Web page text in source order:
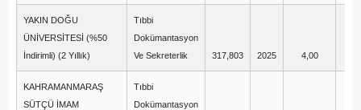
YAKIN DOĞU
ÜNİVERSİTESİ (%50
İndirimli) (2 Yıllık)
Tıbbi
Dokümantasyon
Ve Sekreterlik
317,803 2025 4,00
KAHRAMANMARAŞ
SÜTÇÜ İMAM
Tıbbi
Dokümantasyon